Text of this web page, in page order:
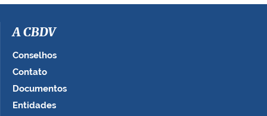
i
a
e
o
t
A CBDV
Conselhos
Contato
Documentos
Entidades